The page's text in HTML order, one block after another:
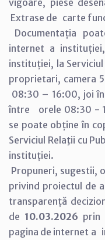
Extrase de carte
Documentația
internet a
instituției, la
proprietari, camera
08:30 – 16:00, joi
între orele 08:30 -
se poate obține în
Serviciul Relaţii cu
instituției.
Propuneri, sugestii,
privind proiectul de
transparență
de 10.03.2026 prin
pagina de internet a